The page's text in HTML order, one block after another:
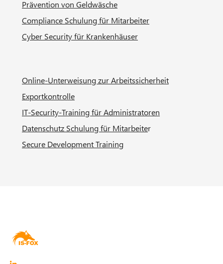
vollumfänglich zu bedienen
relevanten Themen für die Zielgruppe „Anwender
von KI-Systemen“ zu adressieren – kurz und knackig,
Prävention von Geldwäsche
Compliance Schulung für Mitarbeiter
Cyber Security für Krankenhäuser
Online-Unterweisung zur Arbeitssicherheit
Exportkontrolle
IT-Security-Training für Administratoren
Datenschutz Schulung für Mitarbeiter
Secure Development Training